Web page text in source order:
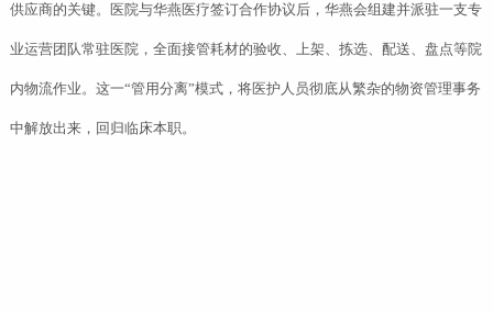
供应商的关键。医院与华燕医疗签订合作协议后，华燕会组建并派驻一支专
业运营团队常驻医院，全面接管耗材的验收、上架、拣选、配送、盘点等院
内物流作业。这一“管用分离”模式，将医护人员彻底从繁杂的物资管理事务
中解放出来，回归临床本职。